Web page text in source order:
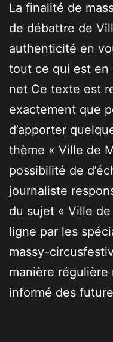
La finalité de
de débattre de
authenticité en
tout ce qui est en
net Ce texte est
exactement que
d’apporter
thème « Ville de
possibilité de
journaliste
du sujet « Ville
ligne par les
massy-
manière
informé des